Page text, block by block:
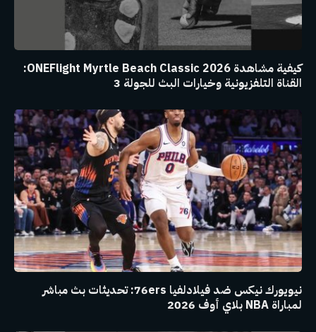
كيفية مشاهدة ONEFlight Myrtle Beach Classic 2026:
القناة التلفزيونية وخيارات البث للجولة 3
نيويورك نيكس ضد فيلادلفيا 76ers: تحديثات بث مباشر
لمباراة NBA بلاي أوف 2026